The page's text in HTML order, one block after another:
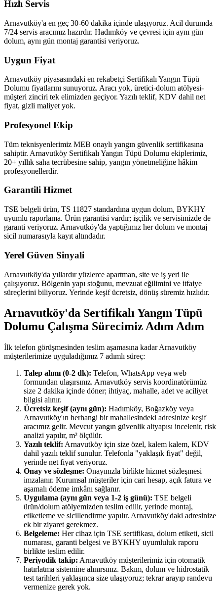
Hızlı Servis
Arnavutköy'a en geç 30-60 dakika içinde ulaşıyoruz. Acil durumda
7/24 servis aracımız hazırdır. Hadımköy ve çevresi için aynı gün
dolum, aynı gün montaj garantisi veriyoruz.
Uygun Fiyat
Arnavutköy piyasasındaki en rekabetçi Sertifikalı Yangın Tüpü
Dolumu fiyatlarını sunuyoruz. Aracı yok, üretici-dolum atölyesi-
müşteri zinciri tek elimizden geçiyor. Yazılı teklif, KDV dahil net
fiyat, gizli maliyet yok.
Profesyonel Ekip
Tüm teknisyenlerimiz MEB onaylı yangın güvenlik sertifikasına
sahiptir. Arnavutköy Sertifikalı Yangın Tüpü Dolumu ekiplerimiz,
20+ yıllık saha tecrübesine sahip, yangın yönetmeliğine hâkim
profesyonellerdir.
Garantili Hizmet
TSE belgeli ürün, TS 11827 standardına uygun dolum, BYKHY
uyumlu raporlama. Ürün garantisi vardır; işçilik ve servisimizde de
garanti veriyoruz. Arnavutköy'da yaptığımız her dolum ve montaj
sicil numarasıyla kayıt altındadır.
Yerel Güven Sinyali
Arnavutköy'da yıllardır yüzlerce apartman, site ve iş yeri ile
çalışıyoruz. Bölgenin yapı stoğunu, mevzuat eğilimini ve itfaiye
süreçlerini biliyoruz. Yerinde keşif ücretsiz, dönüş süremiz hızlıdır.
Arnavutköy'da Sertifikalı Yangın Tüpü
Dolumu Çalışma Sürecimiz Adım Adım
İlk telefon görüşmesinden teslim aşamasına kadar Arnavutköy
müşterilerimize uyguladığımız 7 adımlı süreç:
Talep alımı (0-2 dk): Telefon, WhatsApp veya web
formundan ulaşırsınız. Arnavutköy servis koordinatörümüz
size 2 dakika içinde döner; ihtiyaç, mahalle, adet ve aciliyet
bilgisi alınır.
Ücretsiz keşif (aynı gün): Hadımköy, Boğazköy veya
Arnavutköy'ın herhangi bir mahallesindeki adresinize keşif
aracımız gelir. Mevcut yangın güvenlik altyapısı incelenir, risk
analizi yapılır, m² ölçülür.
Yazılı teklif: Arnavutköy için size özel, kalem kalem, KDV
dahil yazılı teklif sunulur. Telefonla "yaklaşık fiyat" değil,
yerinde net fiyat veriyoruz.
Onay ve sözleşme: Onayınızla birlikte hizmet sözleşmesi
imzalanır. Kurumsal müşteriler için cari hesap, açık fatura ve
aşamalı ödeme imkânı sağlanır.
Uygulama (aynı gün veya 1-2 iş günü): TSE belgeli
ürün/dolum atölyemizden teslim edilir, yerinde montaj,
etiketleme ve sicillendirme yapılır. Arnavutköy'daki adresinize
ek bir ziyaret gerekmez.
Belgeleme: Her cihaz için TSE sertifikası, dolum etiketi, sicil
numarası, garanti belgesi ve BYKHY uyumluluk raporu
birlikte teslim edilir.
Periyodik takip: Arnavutköy müşterilerimiz için otomatik
hatırlatma sistemine alınırsınız. Bakım, dolum ve hidrostatik
test tarihleri yaklaşınca size ulaşıyoruz; tekrar arayıp randevu
vermenize gerek yok.